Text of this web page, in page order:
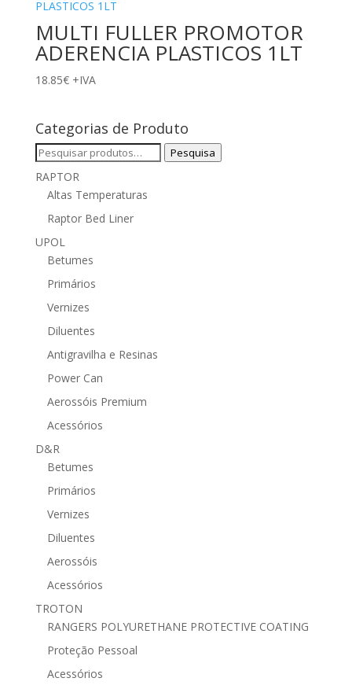
30.70€
MULTI FULLER PROMOTOR
ADERENCIA PLASTICOS 1LT
18.85€ +IVA
Categorias de Produto
Pesquisar
por:
Pesquisa
RAPTOR
Altas Temperaturas
Raptor Bed Liner
UPOL
Betumes
Primários
Vernizes
Diluentes
Antigravilha e Resinas
Power Can
Aerossóis Premium
Acessórios
D&R
Betumes
Primários
Vernizes
Diluentes
Aerossóis
Acessórios
TROTON
RANGERS POLYURETHANE PROTECTIVE COATING
Proteção Pessoal
Acessórios